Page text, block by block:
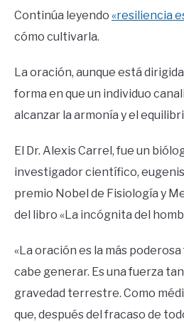
Continúa leyendo «resiliencia
cómo cultivarla.
La oración, aunque está
forma en que un individuo
alcanzar la armonía y el
El Dr. Alexis Carrel, fue un
investigador científico,
premio Nobel de Fisiología y
del libro «La incógnita del
«La oración es la más
cabe generar. Es una fuerza
gravedad terrestre. Como
que, después del fracaso de